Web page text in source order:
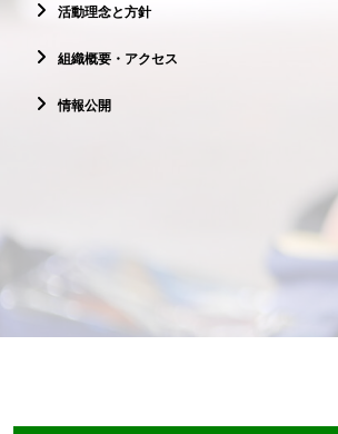
活動理念と方針
組織概要・アクセス
情報公開